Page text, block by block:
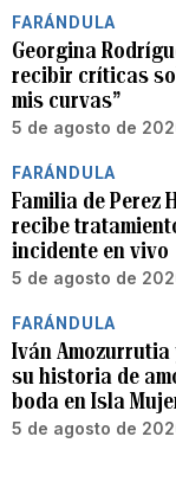
FARÁNDULA
Georgina
recibir críticas
mis curvas”
5 de agosto de
FARÁNDULA
Familia de Perez
recibe
incidente en vivo
5 de agosto de
FARÁNDULA
Iván Amozurrutia
su historia de
boda en Isla
5 de agosto de